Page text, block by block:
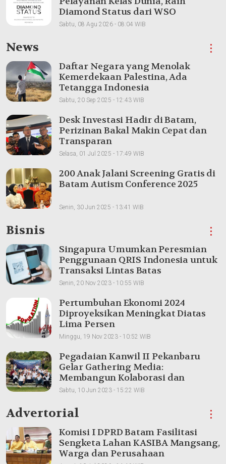
Diamond Status dari WSO
Sabtu, 08 Agu 2026 - 08:04 WIB
News ⋮
Daftar Negara yang Menolak
Kemerdekaan Palestina, Ada
Tetangga Indonesia
Sabtu, 20 Sep 2025 - 12:43 WIB
Desk Investasi Hadir di Batam,
Perizinan Bakal Makin Cepat dan
Transparan
Selasa, 01 Jul 2025 - 17:49 WIB
200 Anak Jalani Screening Gratis di
Batam Autism Conference 2025
Senin, 30 Jun 2025 - 13:41 WIB
Bisnis ⋮
Singapura Umumkan Peresmian
Penggunaan QRIS Indonesia untuk
Transaksi Lintas Batas
Senin, 20 Nov 2023 - 10:55 WIB
Pertumbuhan Ekonomi 2024
Diproyeksikan Meningkat Diatas
Lima Persen
Minggu, 19 Nov 2023 - 10:52 WIB
Pegadaian Kanwil II Pekanbaru
Gelar Gathering Media:
Membangun Kolaborasi dan
Meningkatkan Pemahaman Produk
Sabtu, 10 Jun 2023 - 15:22 WIB
Advertorial ⋮
Komisi I DPRD Batam Fasilitasi
Sengketa Lahan KASIBA Mangsang,
Warga dan Perusahaan